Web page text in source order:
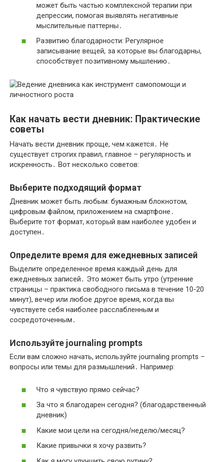
может быть частью комплексной терапии при
депрессии, помогая выявлять негативные
мыслительные паттерны․
Развитию благодарности: Регулярное
записывание вещей, за которые вы благодарны,
способствует позитивному мышлению․
Как начать вести дневник: Практические
советы
Начать вести дневник проще, чем кажется․ Не
существует строгих правил, главное – регулярность и
искренность․ Вот несколько советов:
Выберите подходящий формат
Дневник может быть любым: бумажным блокнотом,
цифровым файлом, приложением на смартфоне․
Выберите тот формат, который вам наиболее удобен и
доступен․
Определите время для ежедневных записей
Выделите определенное время каждый день для
ежедневных записей․ Это может быть утро (утренние
страницы – практика свободного письма в течение 10-20
минут), вечер или любое другое время, когда вы
чувствуете себя наиболее расслабленным и
сосредоточенным․
Используйте journaling prompts
Если вам сложно начать, используйте journaling prompts –
вопросы или темы для размышлений․ Например:
Что я чувствую прямо сейчас?
За что я благодарен сегодня? (благодарственный
дневник)
Какие мои цели на сегодня/неделю/месяц?
Какие привычки я хочу развить?